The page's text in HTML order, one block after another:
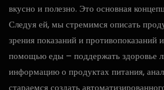
вкусно и полезно. Это основная
Следуя ей, мы стремимся описать
зрения показаний и
помощью еды – поддержать здоровье
информацию о продуктах питания,
стараемся создать